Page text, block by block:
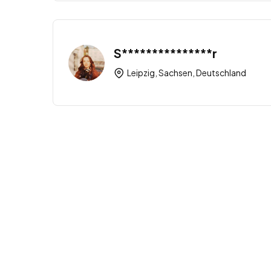
S***************r
Leipzig, Sachsen, Deutschland